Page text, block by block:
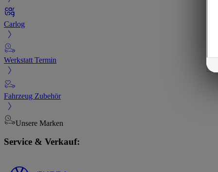
Carlog
Werkstatt Termin
Fahrzeug Zubehör
Unsere Marken
Service & Verkauf: